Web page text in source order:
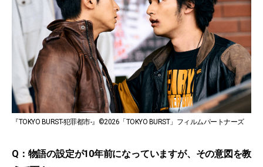
『TOKYO BURST-犯罪都市-』©2026「TOKYO BURST」フィルムパートナーズ
Q：物語の設定が10年前になっていますが、その意図を教